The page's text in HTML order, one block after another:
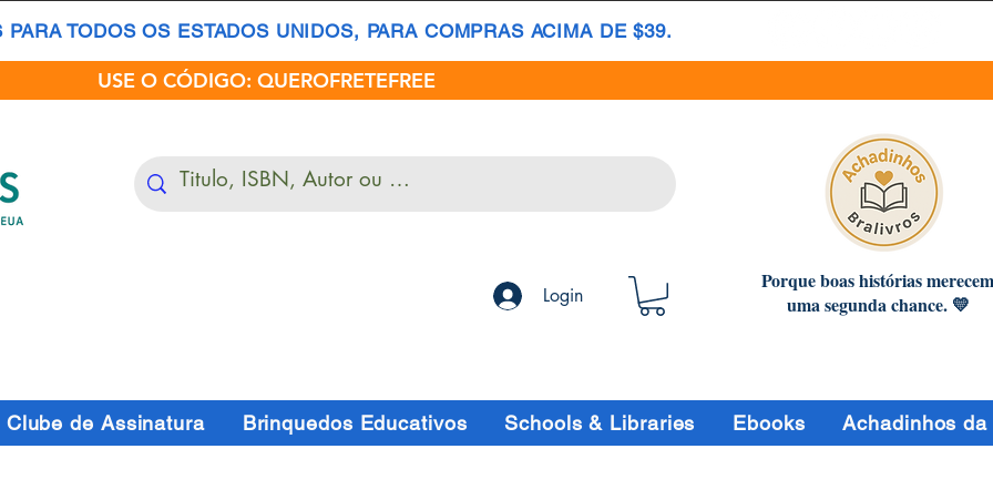
PARA TODOS OS ESTADOS UNIDOS, PARA COMPRAS ACIMA DE $39.
USE O CÓDIGO: QUEROFRETEFREE
Login
Porque boas histórias merecem
uma segunda chance. 💛
Clube de Assinatura Brinquedos Educativos Schools & Libraries Ebooks Achadinhos